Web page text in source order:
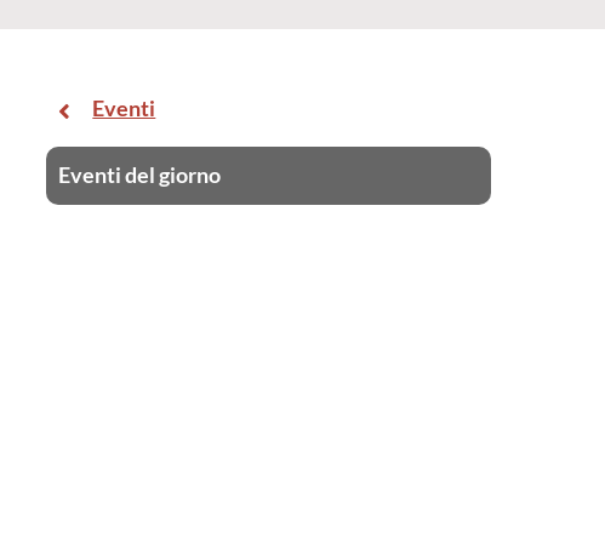
Eventi
Eventi del giorno